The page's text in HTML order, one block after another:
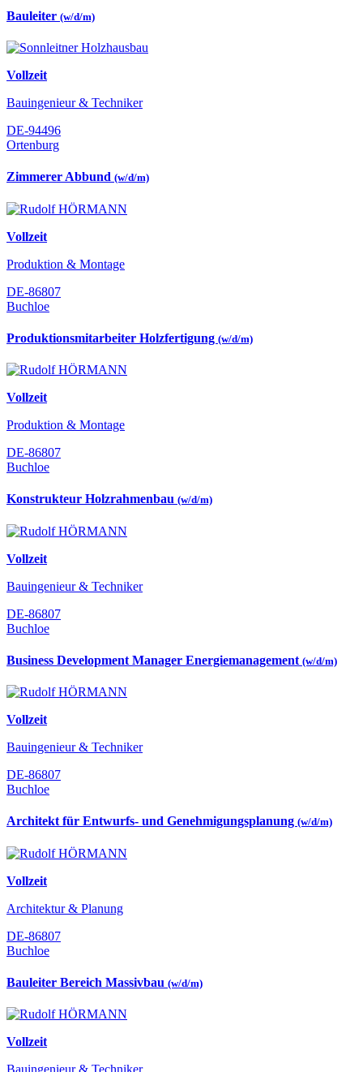
Bauleiter (w/d/m)
Vollzeit
Bauingenieur & Techniker
DE-94496
Ortenburg
Zimmerer Abbund (w/d/m)
Vollzeit
Produktion & Montage
DE-86807
Buchloe
Produktionsmitarbeiter Holzfertigung (w/d/m)
Vollzeit
Produktion & Montage
DE-86807
Buchloe
Konstrukteur Holzrahmenbau (w/d/m)
Vollzeit
Bauingenieur & Techniker
DE-86807
Buchloe
Business Development Manager Energiemanagement (w/d/m)
Vollzeit
Bauingenieur & Techniker
DE-86807
Buchloe
Architekt für Entwurfs- und Genehmigungsplanung (w/d/m)
Vollzeit
Architektur & Planung
DE-86807
Buchloe
Bauleiter Bereich Massivbau (w/d/m)
Vollzeit